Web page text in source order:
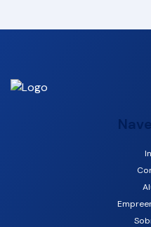
Camboriú, Santa Catarina,